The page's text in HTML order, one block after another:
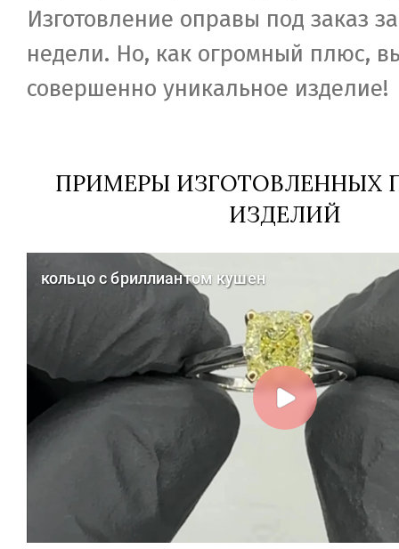
Изготовление оправы под заказ
недели. Но, как огромный плюс,
совершенно уникальное изделие!
ПРИМЕРЫ ИЗГОТОВЛЕННЫХ
ИЗДЕЛИЙ